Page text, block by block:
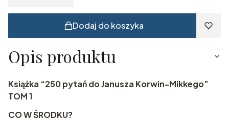
Dodaj do koszyka
Opis produktu
Książka “250 pytań do Janusza Korwin-Mikkego”
TOM 1
CO W ŚRODKU?